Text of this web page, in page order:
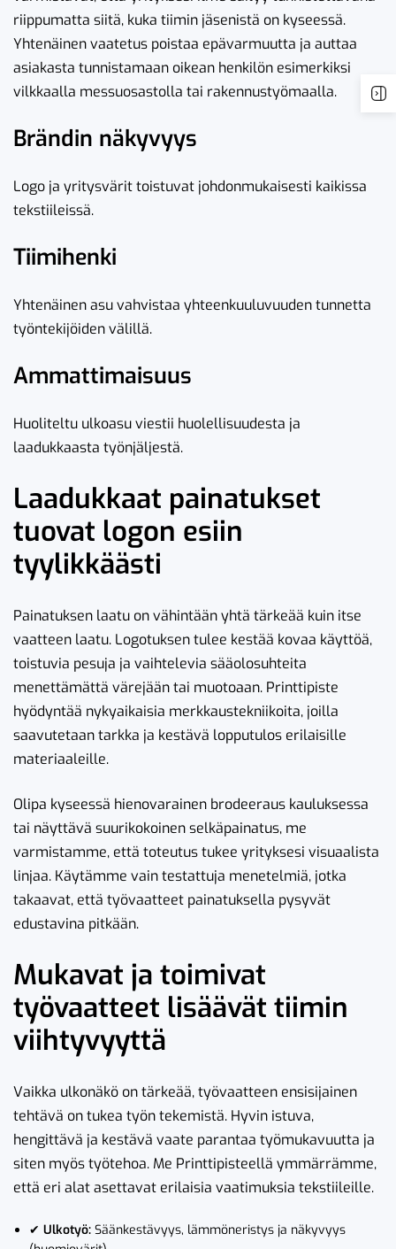
riippumatta siitä, kuka tiimin jäsenistä on kyseessä.
Yhtenäinen vaatetus poistaa epävarmuutta ja auttaa
asiakasta tunnistamaan oikean henkilön esimerkiksi
vilkkaalla messuosastolla tai rakennustyömaalla.
Brändin näkyvyys
Logo ja yritysvärit toistuvat johdonmukaisesti kaikissa
tekstiileissä.
Tiimihenki
Yhtenäinen asu vahvistaa yhteenkuuluvuuden tunnetta
työntekijöiden välillä.
Ammattimaisuus
Huoliteltu ulkoasu viestii huolellisuudesta ja
laadukkaasta työnjäljestä.
Laadukkaat painatukset
tuovat logon esiin
tyylikkäästi
Painatuksen laatu on vähintään yhtä tärkeää kuin itse
vaatteen laatu. Logotuksen tulee kestää kovaa käyttöä,
toistuvia pesuja ja vaihtelevia sääolosuhteita
menettämättä värejään tai muotoaan. Printtipiste
hyödyntää nykyaikaisia merkkaustekniikoita, joilla
saavutetaan tarkka ja kestävä lopputulos erilaisille
materiaaleille.
Olipa kyseessä hienovarainen brodeeraus kauluksessa
tai näyttävä suurikokoinen selkäpainatus, me
varmistamme, että toteutus tukee yrityksesi visuaalista
linjaa. Käytämme vain testattuja menetelmiä, jotka
takaavat, että työvaatteet painatuksella pysyvät
edustavina pitkään.
Mukavat ja toimivat
työvaatteet lisäävät tiimin
viihtyvyyttä
Vaikka ulkonäkö on tärkeää, työvaatteen ensisijainen
tehtävä on tukea työn tekemistä. Hyvin istuva,
hengittävä ja kestävä vaate parantaa työmukavuutta ja
siten myös työtehoa. Me Printtipisteellä ymmärrämme,
että eri alat asettavat erilaisia vaatimuksia tekstiileille.
✔Ulkotyö: Säänkestävyys, lämmöneristys ja näkyvyys